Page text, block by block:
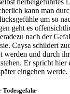
herbeigeführtes
kann man
um so
geht es
nach der
Caysa schildert
werden und durch
Er spricht hier
eingehen werde.
Todesgefahr